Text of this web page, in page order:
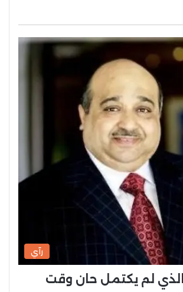
رآي
لم يكتمل حان وقت